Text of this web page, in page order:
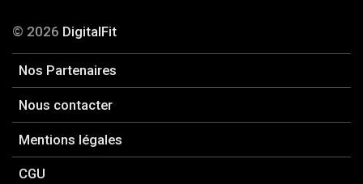
© 2026 DigitalFit
Nos Partenaires
Nous contacter
Mentions légales
CGU